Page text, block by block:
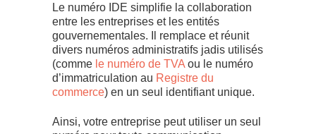
Le numéro IDE simplifie la collaboration
entre les entreprises et les entités
gouvernementales. Il remplace et réunit
divers numéros administratifs jadis utilisés
(comme le numéro de TVA ou le numéro
d’immatriculation au Registre du
commerce) en un seul identifiant unique.
Ainsi, votre entreprise peut utiliser un seul